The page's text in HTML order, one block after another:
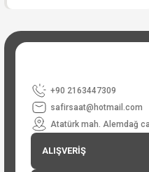
+90 2163447309
safirsaat@hotmail.com
Atatürk mah. Alemdağ
ALIŞVERİŞ